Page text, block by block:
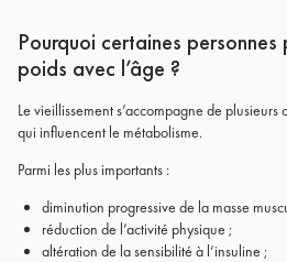
Pourquoi certaines personnes
poids avec l’âge ?
Le vieillissement s’accompagne de
qui influencent le métabolisme.
Parmi les plus importants :
diminution progressive de la masse
réduction de l’activité physique ;
altération de la sensibilité à l’insuline ;